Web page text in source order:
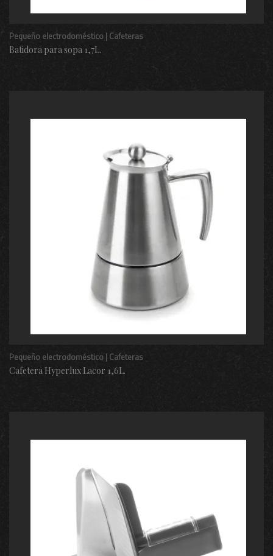
Pequeño electrodoméstico | Cafeteras
Batidora para sopa 1,7L.
Pequeño electrodoméstico | Cafeteras
Cafetera Hyperlux Lacor 1,6L.